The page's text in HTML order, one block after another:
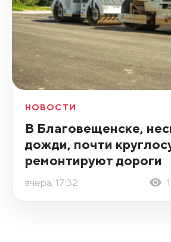
НОВОСТИ
В Благовещенске,
дожди, почти
ремонтируют дороги
вчера, 17:32